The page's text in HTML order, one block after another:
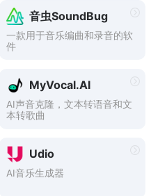
可供替换，直播打游戏无忧，
同时支持电脑和手机。
音虫SoundBug
一款用于音乐编曲和录音的软
件
MyVocal.AI
AI声音克隆，文本转语音和文
本转歌曲
Udio
AI音乐生成器